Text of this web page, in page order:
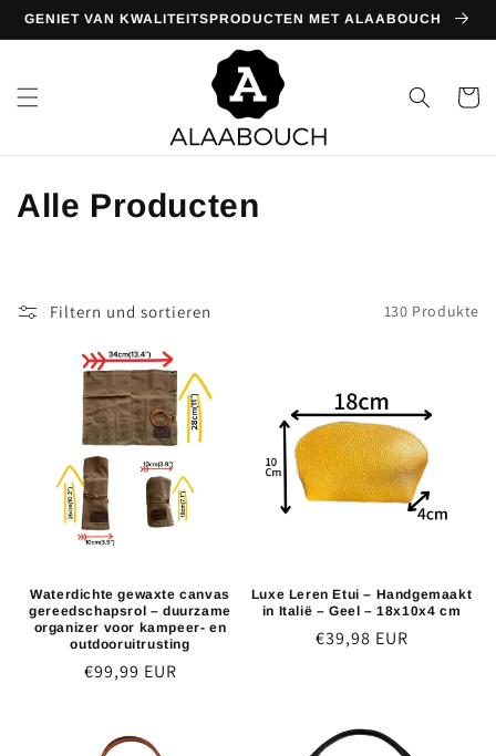
zum
Inhalt
GENIET VAN KWALITEITSPRODUCTEN MET ALAABOUCH
K
Alle Producten
Filtern und sortieren 130 Produkte
Waterdichte gewaxte canvas
gereedschapsrol – duurzame
organizer voor kampeer- en
outdooruitrusting
Normaler
€99,99 EUR
Luxe Leren Etui – Handgemaakt
in Italië – Geel – 18x10x4 cm
Normaler
€39,98 EUR